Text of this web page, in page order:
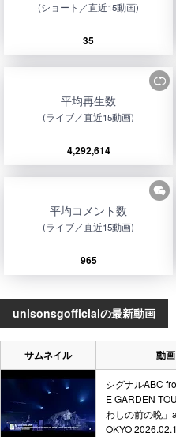
(ショート／直近15動画)
35
平均再生数
(ライブ／直近15動画)
4,292,614
平均コメント数
(ライブ／直近15動画)
965
unisonsgofficialの最新動画
サムネイル 動
シグナルABC
E GARDEN
わしの前の晩」
OKYO